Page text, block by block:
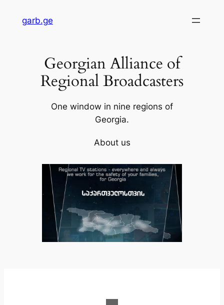
garb.ge
Georgian Alliance of
Regional Broadcasters
One window in nine regions of
Georgia.
About us